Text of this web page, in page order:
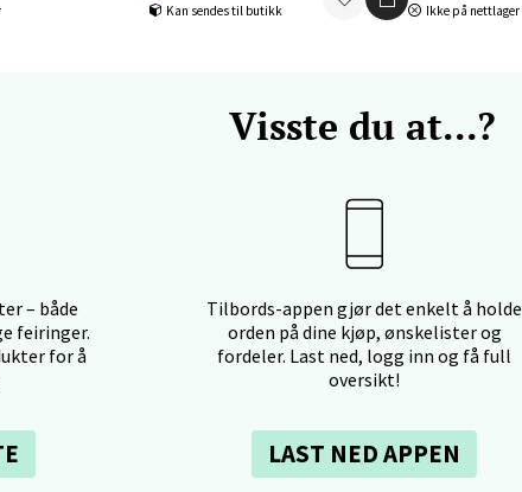
Kan sendes til butikk
Ikke på nettlager
Visste du at...?
– både
feiringer.
for å
Tilbords-appen gjør det enkelt å holde
orden på dine kjøp, ønskelister og
fordeler. Last ned, logg inn og få full
oversikt!
LAST NED APPEN
Falkenborgveien 5, 7044 Trondheim
Ski - Thon Senter Ski
Ski Storsenter, Jernbanesvingen 6, 1400 Ski